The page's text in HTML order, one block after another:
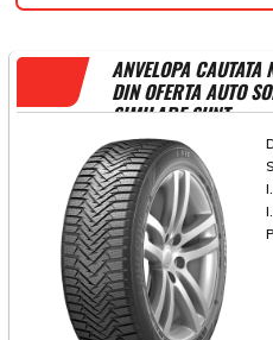
ANVELOPA CAUTATA
DIN OFERTA AUTO
SIMILARE SUNT